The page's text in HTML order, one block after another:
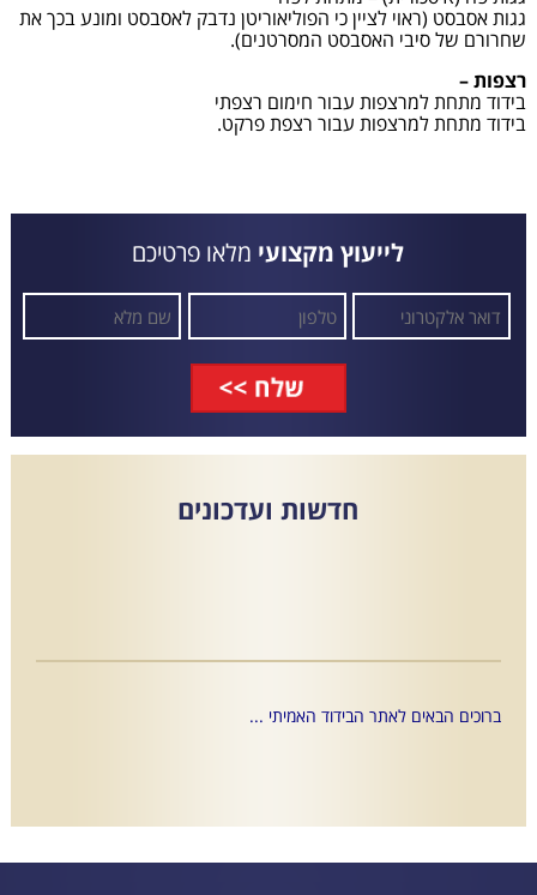
גגות אסבסט (ראוי לציין כי הפוליאוריטן נדבק לאסבסט ומונע בכך את
שחרורם של סיבי האסבסט המסרטנים).
רצפות –
בידוד מתחת למרצפות עבור חימום רצפתי
בידוד מתחת למרצפות עבור רצפת פרקט.
לייעוץ מקצועי מלאו פרטיכם
חדשות ועדכונים
ברוכים הבאים לאתר הבידוד האמיתי ...